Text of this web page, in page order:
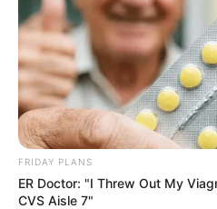
Pratique muito todas
FRIDAY PLANS
ER Doctor: "I Threw Out My
CVS Aisle 7"